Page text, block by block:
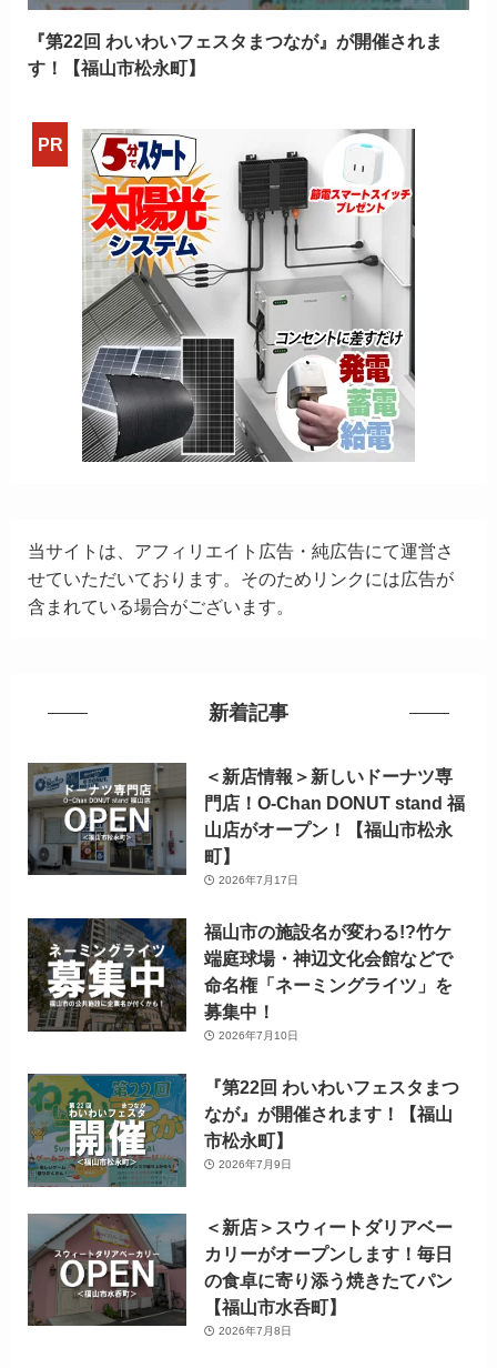
『第22回 わいわいフェスタまつなが』が開催されま
す！【福山市松永町】
当サイトは、アフィリエイト広告・純広告にて運営さ
せていただいております。そのためリンクには広告が
含まれている場合がございます。
新着記事
＜新店情報＞新しいドーナツ専
門店！O-Chan DONUT stand 福
山店がオープン！【福山市松永
町】
2026年7月17日
福山市の施設名が変わる!?竹ケ
端庭球場・神辺文化会館などで
命名権「ネーミングライツ」を
募集中！
2026年7月10日
『第22回 わいわいフェスタまつ
なが』が開催されます！【福山
市松永町】
2026年7月9日
＜新店＞スウィートダリアベー
カリーがオープンします！毎日
の食卓に寄り添う焼きたてパン
【福山市水呑町】
2026年7月8日